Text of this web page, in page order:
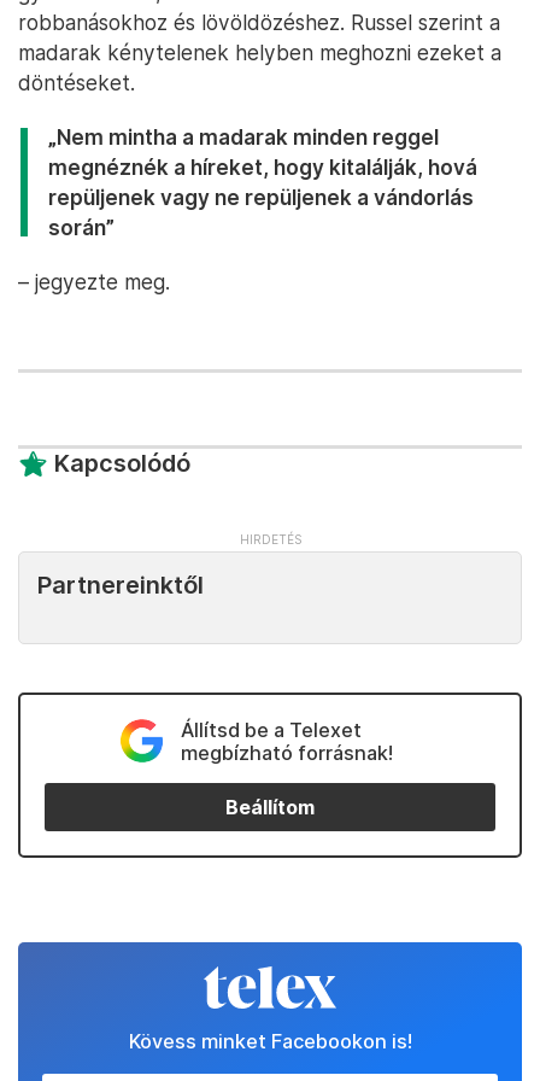
robbanásokhoz és lövöldözéshez. Russel szerint a
madarak kénytelenek helyben meghozni ezeket a
döntéseket.
„Nem mintha a madarak minden reggel
megnéznék a híreket, hogy kitalálják, hová
repüljenek vagy ne repüljenek a vándorlás
során”
– jegyezte meg.
Kapcsolódó
Partnereinktől
Állítsd be a Telexet
megbízható forrásnak!
Beállítom
Kövess minket Facebookon is!